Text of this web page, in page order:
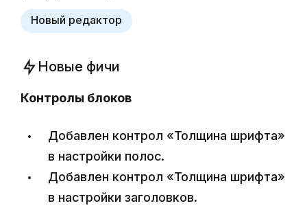
Новый редактор
Новые фичи
Контролы блоков
Добавлен контрол «Толщина шрифта»
в настройки полос.
Добавлен контрол «Толщина шрифта»
в настройки заголовков.